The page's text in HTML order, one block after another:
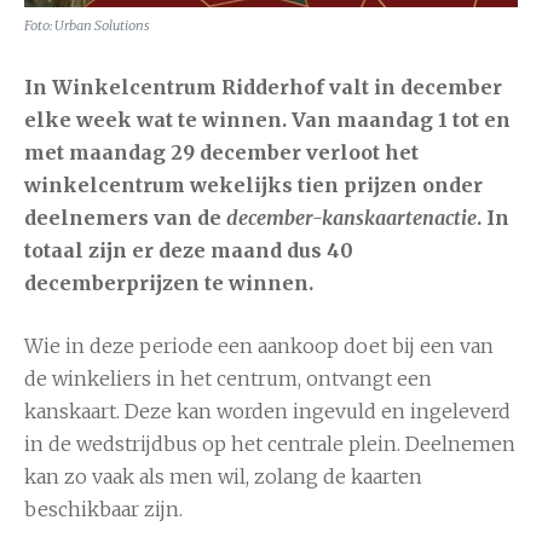
Foto: Urban Solutions
In Winkelcentrum Ridderhof valt in december
elke week wat te winnen. Van maandag 1 tot en
met maandag 29 december verloot het
winkelcentrum wekelijks tien prijzen onder
deelnemers van de december-kanskaartenactie. In
totaal zijn er deze maand dus 40
decemberprijzen te winnen.
Wie in deze periode een aankoop doet bij een van
de winkeliers in het centrum, ontvangt een
kanskaart. Deze kan worden ingevuld en ingeleverd
in de wedstrijdbus op het centrale plein. Deelnemen
kan zo vaak als men wil, zolang de kaarten
beschikbaar zijn.